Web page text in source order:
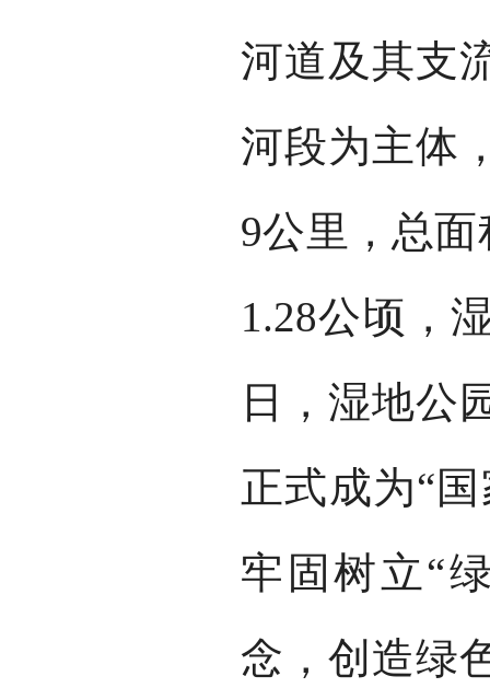
河道及其支
河段为主体
9公里，总面
1.28公顷，
日，湿地公
正式成为“
牢固树立“
念，创造绿